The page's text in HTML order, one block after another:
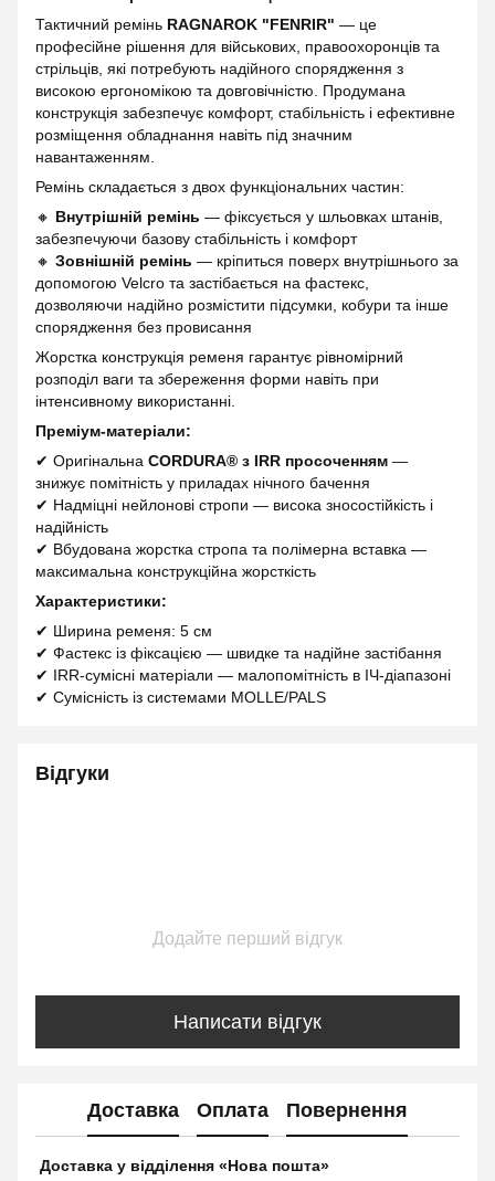
Тактичний ремінь RAGNAROK "FENRIR" — це
професійне рішення для військових, правоохоронців та
стрільців, які потребують надійного спорядження з
високою ергономікою та довговічністю. Продумана
конструкція забезпечує комфорт, стабільність і ефективне
розміщення обладнання навіть під значним
навантаженням.
Ремінь складається з двох функціональних частин:
🔸 Внутрішній ремінь — фіксується у шльовках штанів,
забезпечуючи базову стабільність і комфорт
🔸 Зовнішній ремінь — кріпиться поверх внутрішнього за
допомогою Velcro та застібається на фастекс,
дозволяючи надійно розмістити підсумки, кобури та інше
спорядження без провисання
Жорстка конструкція ременя гарантує рівномірний
розподіл ваги та збереження форми навіть при
інтенсивному використанні.
Преміум-матеріали:
✔ Оригінальна CORDURA® з IRR просоченням —
знижує помітність у приладах нічного бачення
✔ Надміцні нейлонові стропи — висока зносостійкість і
надійність
✔ Вбудована жорстка стропа та полімерна вставка —
максимальна конструкційна жорсткість
Характеристики:
✔ Ширина ременя: 5 см
✔ Фастекс із фіксацією — швидке та надійне застібання
✔ IRR-сумісні матеріали — малопомітність в ІЧ-діапазоні
✔ Сумісність із системами MOLLE/PALS
Відгуки
Додайте перший відгук
Написати відгук
Доставка Оплата Повернення
Доставка у відділення «Нова пошта»